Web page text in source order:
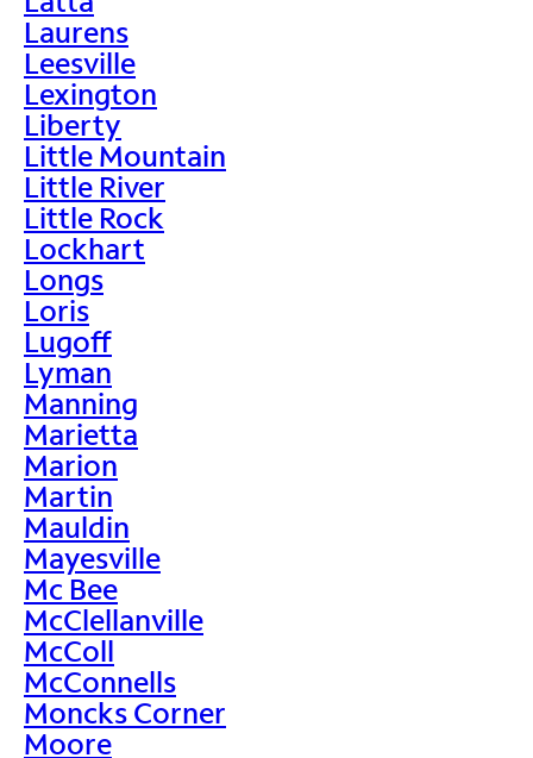
Laurens
Leesville
Lexington
Liberty
Little Mountain
Little River
Little Rock
Lockhart
Longs
Loris
Lugoff
Lyman
Manning
Marietta
Marion
Martin
Mauldin
Mayesville
Mc Bee
McClellanville
McColl
McConnells
Moncks Corner
Moore